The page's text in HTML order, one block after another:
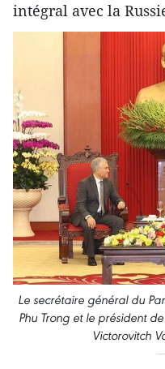
intégral avec la
Le secrétaire général du
Phu Trong et le président
Victorovitch